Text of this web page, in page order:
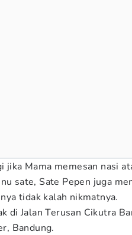
Mama memesan nasi
sate, Sate Pepen juga
tidak kalah nikmatnya.
di Jalan Terusan Cikutra
Bandung.